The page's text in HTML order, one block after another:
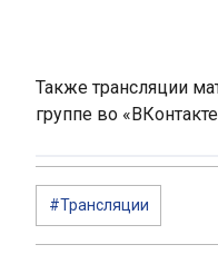
Также трансляции
группе во
#Трансляции